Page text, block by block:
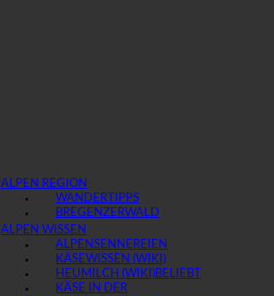
ALPEN REGION
WANDERTIPPS
BREGENZERWALD
ALPEN WISSEN
ALPENSENNEREIEN
KÄSEWISSEN (WIKI)
HEUMILCH (WIKI)
KÄSE IN DER